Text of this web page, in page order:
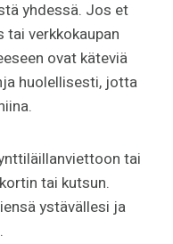
yhdessä. Jos et
verkkokaupan
ovat käteviä
huolellisesti, jotta
tai
tai kutsun.
ystävällesi ja